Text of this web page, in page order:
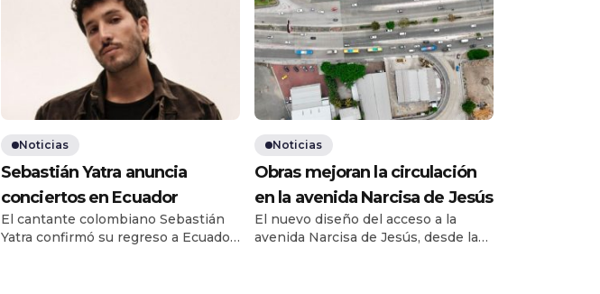
Noticias
Sebastián Yatra anuncia
conciertos en Ecuador
El cantante colombiano Sebastián
Yatra confirmó su regreso a Ecuador
Noticias
Obras mejoran la circulación
en la avenida Narcisa de Jesús
El nuevo diseño del acceso a la
avenida Narcisa de Jesús, desde la